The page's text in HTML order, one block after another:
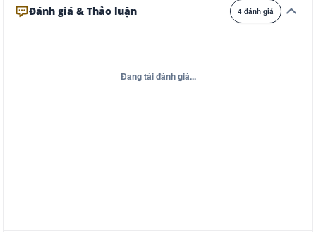
Đánh giá & Thảo luận 4 đánh giá
Đang tải đánh giá...